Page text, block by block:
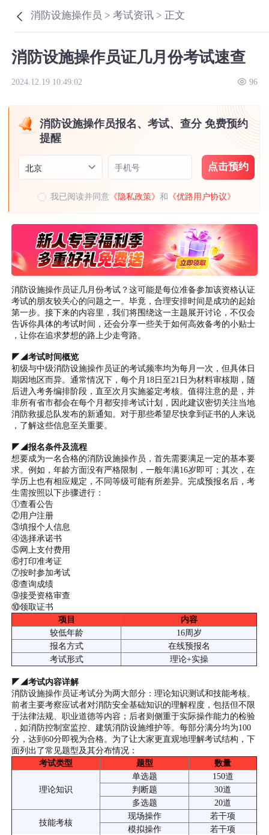
消防设施操作员 >考试资讯 > 正文
消防设施操作员证几月份考试速查
2024.12.19 10:49:02 96
消防设施操作员报名、考试、查分 免费预约
提醒
北京 手机号 点击预约
我已阅读并同意 《隐私政策》和 《优路用户协议》
消防设施操作员证几月份考试？这可能是每位准备参加该资格认证
考试的朋友较关心的问题之一。毕竟，合理安排时间是成功的起始
第一步。接下来的内容里，我们将围绕这一主题展开讨论，不仅会
告诉你具体的考试时间，还会分享一些关于如何高效备考的小贴士
，让你在追求梦想的路上少走弯路。
◤◢考试时间概览
初级与中级消防设施操作员证的考试频率均为每月一次，但具体日
期因地区而异。通常情况下，每个月18日至21日为材料审核期，随
后进入考务编排阶段，直至次月实施鉴定考核。值得注意的是，并
非所有省市都会在每个月都安排考试计划，因此建议密切关注当地
消防救援总队发布的新通知。对于那些希望尽快拿到证书的人来说
，了解这些信息至关重要。
◤◢报名条件及流程
想要成为一名合格的消防设施操作员，首先需要满足一定的基本要
求。例如，年龄方面没有严格限制，一般年满16岁即可；其次，在
学历上也有相应规定，不同等级可能有所差异。完成预报名后，考
生需按照以下步骤进行：
①查看公告
②用户注册
③填报个人信息
④选择承诺书
⑤网上支付费用
⑥打印准考证
⑦按时参加考试
⑧查询成绩
⑨接受资格审查
⑩领取证书
项目
内容
较低年龄
16周岁
报名方式
在线预报名
考试形式
理论+实操
◤◢考试内容详解
消防设施操作员证考试分为两大部分：理论知识测试和技能考核。
前者主要考察应试者对消防安全基础知识的理解程度，包括但不限
于法律法规、职业道德等内容；后者则侧重于实际操作能力的检验
，如消防控制室监控、建筑消防设施维护等。每部分满分均为100
分，达到60分即视为合格。为了让大家更直观地理解考试结构，下
面列出了常见题型及其分布情况：
考试类型
题型 数量
理论知识
单选题
150道
判断题
30道
多选题
20道
技能考核
现场操作
若干项
模拟操作
若干项